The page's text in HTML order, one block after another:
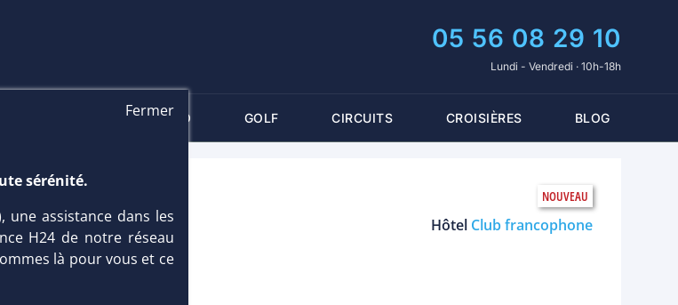
05 56 08 29 10
Lundi - Vendredi · 10h-18h
THALASSO GOLF CIRCUITS CROISIÈRES BLOG
4*
Hôtel Club francophone
Fermer
sérénité.
une assistance dans les
H24 de notre réseau
là pour vous et ce